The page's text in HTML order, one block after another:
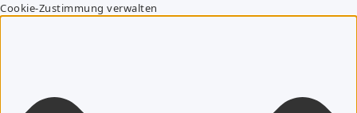
Cookie-Zustimmung verwalten